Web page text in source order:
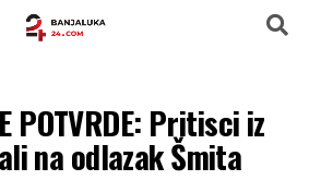
POTVRDE: Pritisci iz
na odlazak Šmita